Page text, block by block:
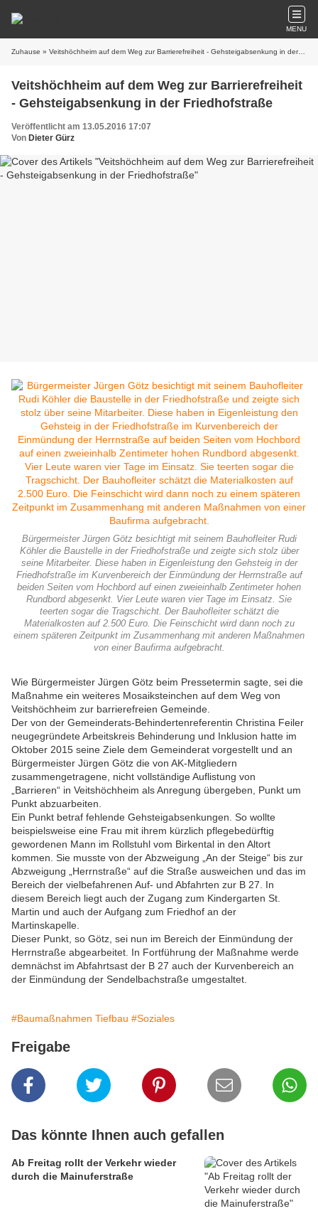
MENU
Zuhause » Veitshöchheim auf dem Weg zur Barrierefreiheit - Gehsteigabsenkung in der Friedhofstraße
Veitshöchheim auf dem Weg zur Barrierefreiheit
- Gehsteigabsenkung in der Friedhofstraße
Veröffentlicht am 13.05.2016 17:07
Von Dieter Gürz
Bürgermeister Jürgen Götz besichtigt mit seinem Bauhofleiter Rudi
Köhler die Baustelle in der Friedhofstraße und zeigte sich stolz über
seine Mitarbeiter. Diese haben in Eigenleistung den Gehsteig in der
Friedhofstraße im Kurvenbereich der Einmündung der Herrnstraße auf
beiden Seiten vom Hochbord auf einen zweieinhalb Zentimeter hohen
Rundbord abgesenkt. Vier Leute waren vier Tage im Einsatz. Sie
teerten sogar die Tragschicht. Der Bauhofleiter schätzt die
Materialkosten auf 2.500 Euro. Die Feinschicht wird dann noch zu
einem späteren Zeitpunkt im Zusammenhang mit anderen Maßnahmen
von einer Baufirma aufgebracht.
Wie Bürgermeister Jürgen Götz beim Pressetermin sagte, sei die
Maßnahme ein weiteres Mosaiksteinchen auf dem Weg von
Veitshöchheim zur barrierefreien Gemeinde.
Der von der Gemeinderats-Behindertenreferentin Christina Feiler
neugegründete Arbeitskreis Behinderung und Inklusion hatte im
Oktober 2015 seine Ziele dem Gemeinderat vorgestellt und an
Bürgermeister Jürgen Götz die von AK-Mitgliedern
zusammengetragene, nicht vollständige Auflistung von
„Barrieren“ in Veitshöchheim als Anregung übergeben, Punkt um
Punkt abzuarbeiten.
Ein Punkt betraf fehlende Gehsteigabsenkungen. So wollte
beispielsweise eine Frau mit ihrem kürzlich pflegebedürftig
gewordenen Mann im Rollstuhl vom Birkental in den Altort
kommen. Sie musste von der Abzweigung „An der Steige“ bis zur
Abzweigung „Herrnstraße“ auf die Straße ausweichen und das im
Bereich der vielbefahrenen Auf- und Abfahrten zur B 27. In
diesem Bereich liegt auch der Zugang zum Kindergarten St.
Martin und auch der Aufgang zum Friedhof an der
Martinskapelle.
Dieser Punkt, so Götz, sei nun im Bereich der Einmündung der
Herrnstraße abgearbeitet. In Fortführung der Maßnahme werde
demnächst im Abfahrtsast der B 27 auch der Kurvenbereich an
der Einmündung der Sendelbachstraße umgestaltet.
#Baumaßnahmen Tiefbau #Soziales
Freigabe
Das könnte Ihnen auch gefallen
Ab Freitag rollt der Verkehr wieder
durch die Mainuferstraße